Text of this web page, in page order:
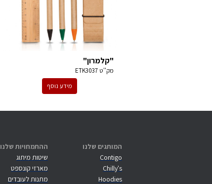
"קלמרון"
מק''טETK3037
מידע נוסף
המותגים שלנו
Contigo
Chilly's
Hoodies
ההתמחויות שלנו
שיטות מיתוג
מארזי קונספט
מתנות לעובדים